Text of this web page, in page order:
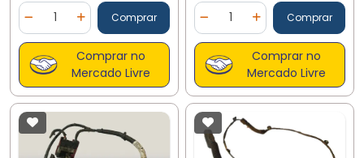
Diminuir Quantidade
Quantidade
Adicionar Quantidade
Comprar
Comprar no
Mercado Livre
Diminuir Quantidade
Quantidade
AdicionarComprar
Comprar no
Mercado Livre